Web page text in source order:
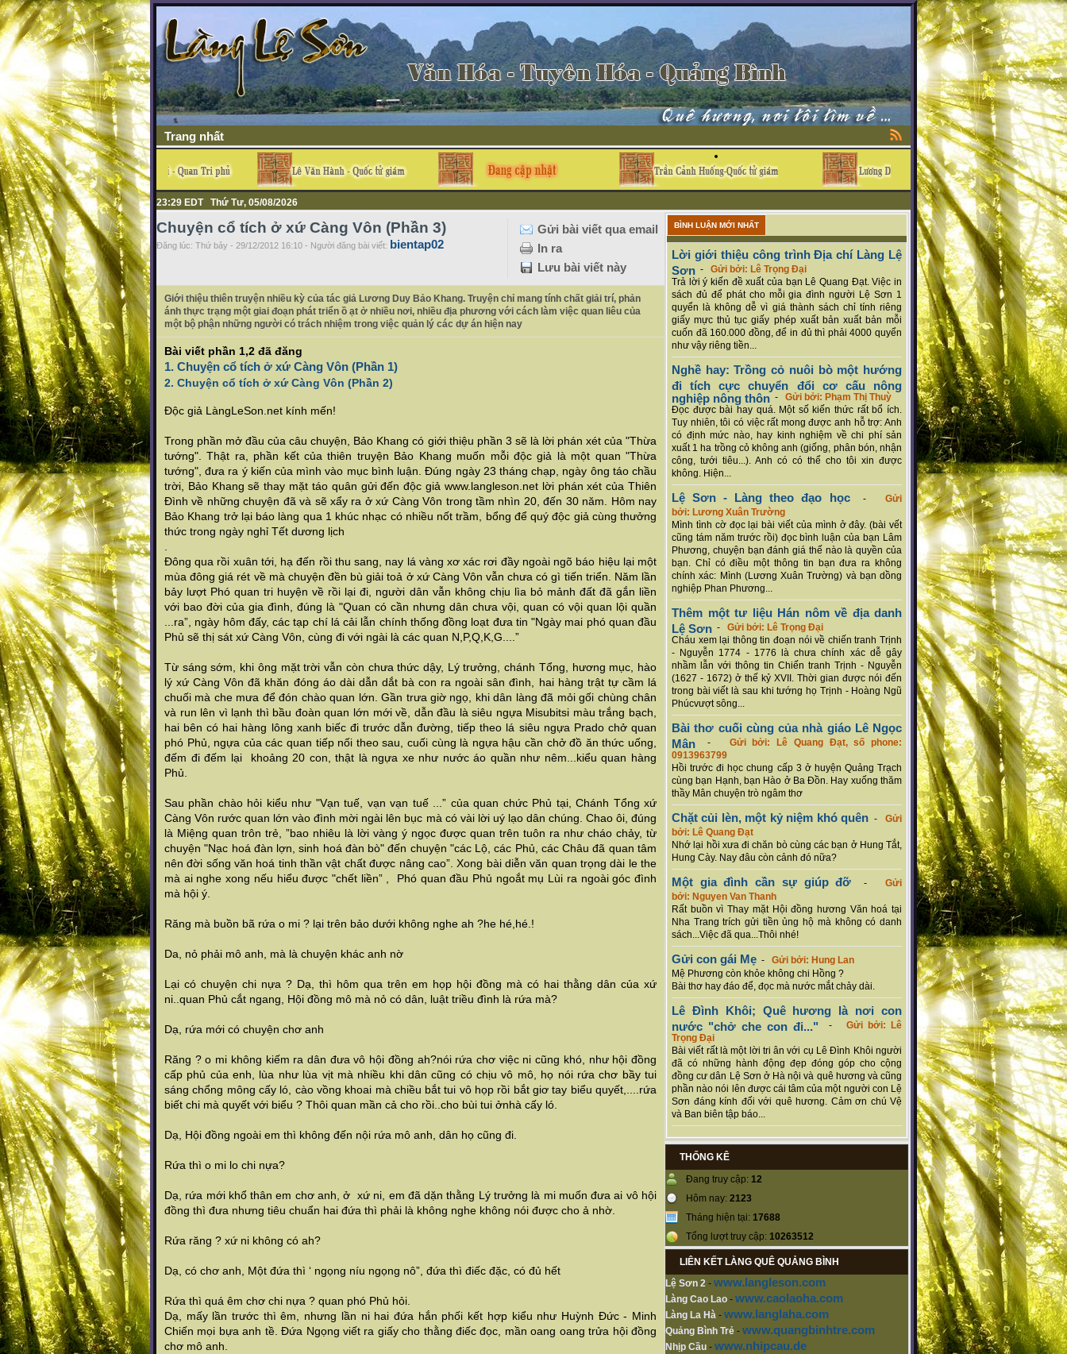
Trang nhất
23:30 EDT Thứ Tư, 05/08/2026
Gửi bài viết qua email
In ra
Lưu bài viết này
Chuyện cổ tích ở xứ Càng Vôn (Phần 3)
Đăng lúc: Thứ bảy - 29/12/2012 16:10 - Người đăng bài viết: bientap02
Giới thiệu thiên truyện nhiều kỳ của tác giả Lương Duy Bảo Khang. Truyện chỉ mang tính chất giải trí, phản
ánh thực trạng một giai đoạn phát triển ồ ạt ở nhiều nơi, nhiều địa phương với cách làm việc quan liêu của
một bộ phận những người có trách nhiệm trong việc quản lý các dự án hiện nay
Bài viết phần 1,2 đã đăng
1. Chuyện cổ tích ở xứ Càng Vôn (Phần 1)
2. Chuyện cổ tích ở xứ Càng Vôn (Phần 2)
Độc giả LàngLeSon.net kính mến!
Trong phần mở đầu của câu chuyện, Bảo Khang có giới thiệu phần 3 sẽ là lời phán xét của "Thừa
tướng". Thật ra, phần kết của thiên truyện Bảo Khang muốn mỗi độc giả là một quan "Thừa
tướng", đưa ra ý kiến của mình vào mục bình luận. Đúng ngày 23 tháng chạp, ngày ông táo chầu
trời, Bảo Khang sẽ thay mặt táo quân gửi đến độc giả www.langleson.net lời phán xét của Thiên
Đình về những chuyện đã và sẽ xẩy ra ở xứ Càng Vôn trong tầm nhìn 20, đến 30 năm. Hôm nay
Bảo Khang trở lại báo làng qua 1 khúc nhạc có nhiều nốt trầm, bổng để quý độc giả cùng thưởng
thức trong ngày nghỉ Tết dương lịch
Đông qua rồi xuân tới, hạ đến rồi thu sang, nay lá vàng xơ xác rơi đầy ngoài ngõ báo hiệu lại một
mùa đông giá rét về mà chuyện đền bù giải toả ở xứ Càng Vôn vẫn chưa có gì tiến triển. Năm lần
bảy lượt Phó quan tri huyện về rồi lại đi, người dân vẫn không chịu lìa bỏ mảnh đất đã gắn liền
với bao đời của gia đình, đúng là "Quan có cần nhưng dân chưa vội, quan có vội quan lội quần
...ra”, ngày hôm đấy, các tạp chí lá cải lẫn chính thống đồng loạt đưa tin "Ngày mai phó quan đầu
Phủ sẽ thị sát xứ Càng Vôn, cùng đi với ngài là các quan N,P,Q,K,G....”
Từ sáng sớm, khi ông mặt trời vẫn còn chưa thức dậy, Lý trưởng, chánh Tổng, hương mục, hào
lý xứ Càng Vôn đã khăn đóng áo dài dẫn dắt bà con ra ngoài sân đình, hai hàng trật tự cầm lá
chuối mà che mưa để đón chào quan lớn. Gần trưa giờ ngọ, khi dân làng đã mỏi gối chùng chân
và run lên vì lạnh thì bầu đoàn quan lớn mới về, dẫn đầu là siêu ngựa Misubitsi màu trắng bạch,
hai bên có hai hàng lông xanh biếc đi trước dẫn đường, tiếp theo lá siêu ngựa Prado chở quan
phó Phủ, ngựa của các quan tiếp nối theo sau, cuối cùng là ngựa hậu cần chở đồ ăn thức uống,
đếm đi đếm lại khoảng 20 con, thật là ngựa xe như nước áo quần như nêm...kiểu quan hàng
Phủ.
Sau phần chào hỏi kiểu như "Vạn tuế, vạn vạn tuế ...” của quan chức Phủ tại, Chánh Tổng xứ
Càng Vôn rước quan lớn vào đình mời ngài lên bục mà có vài lời uý lạo dân chúng. Chao ôi, đúng
là Miệng quan trôn trẻ, ”bao nhiêu là lời vàng ý ngọc được quan trên tuôn ra như cháo chảy, từ
chuyện "Nạc hoá đàn lợn, sinh hoá đàn bò" đến chuyện "các Lộ, các Phủ, các Châu đã quan tâm
nên đời sống văn hoá tinh thần vật chất được nâng cao”. Xong bài diễn văn quan trọng dài le the
mà ai nghe xong nếu hiểu được "chết liền” , Phó quan đầu Phủ ngoắt mụ Lùi ra ngoài góc đình
mà hội ý.
Răng mà buồn bã rứa o mi ? lại trên bảo dưới không nghe ah ?he hé,hé.!
Da, nỏ phải mô anh, mà là chuyện khác anh nờ
Lại có chuyện chi nựa ? Dạ, thì hôm qua trên em họp hội đồng mà có hai thằng dân của xứ
ni..quan Phủ cắt ngang, Hội đồng mô mà nỏ có dân, luật triều đình là rứa mà?
Dạ, rứa mới có chuyện chơ anh
Răng ? o mi không kiếm ra dân đưa vô hội đồng ah?nói rứa chơ việc ni cũng khó, như hội đồng
cấp phủ của enh, lùa như lùa vịt mà nhiều khi dân cũng có chịu vô mô, họ nói rứa chơ bầy tui
sáng chổng mông cấy ló, cào vồng khoai mà chiều bắt tui vô họp rồi bắt giơ tay biểu quyết,....rứa
biết chi mà quyết với biểu ? Thôi quan mần cả cho rồi..cho bùi tui ởnhà cấy ló.
Dạ, Hội đồng ngoài em thì không đến nội rứa mô anh, dân họ cũng đi.
Rứa thì o mi lo chi nựa?
Dạ, rứa mới khổ thân em chơ anh, ở xứ ni, em đã dặn thằng Lý trưởng là mi muốn đưa ai vô hội
đồng thì đưa nhưng tiêu chuẩn hai đứa thì phải là không nghe không nói được cho ả nhờ.
Rứa răng ? xứ ni không có ah?
Dạ, có chơ anh, Một đứa thì ‘ ngọng níu ngọng nô”, đứa thì điếc đặc, có đủ hết
Rứa thì quá êm chơ chi nựa ? quan phó Phủ hỏi.
Dạ, mấy lần trước thì êm, nhưng lần ni hai đứa hắn phối kết hợp kiểu như Huỳnh Đức - Minh
Chiến mọi bựa anh tề. Đứa Ngọng viết ra giấy cho thằng điếc đọc, mần oang oang trửa hội đồng
chơ mô anh.
BÌNH LUẬN MỚI NHẤT
Lời giới thiệu công trình Địa chí Làng Lệ
Sơn - Gửi bởi: Lê Trọng Đại
Trả lời ý kiến đề xuất của bạn Lê Quang Đạt. Việc in
sách đủ để phát cho mỗi gia đình người Lệ Sơn 1
quyển là không dễ vì giá thành sách chỉ tính riêng
giấy mực thủ tục giấy phép xuất bản xuất bản mỗi
cuốn đã 160.000 đồng, để in đủ thì phải 4000 quyển
như vậy riêng tiền...
Nghề hay: Trồng cỏ nuôi bò một hướng
đi tích cực chuyển đổi cơ cấu nông
nghiệp nông thôn - Gửi bởi: Phạm Thị Thuỳ
Đọc được bài hay quá. Một số kiến thức rất bổ ích.
Tuy nhiên, tôi có việc rất mong được anh hỗ trợ: Anh
có định mức nào, hay kinh nghiệm về chi phí sản
xuất 1 ha trồng cỏ không anh (giống, phân bón, nhận
công, tưới tiêu...). Anh có có thể cho tôi xin được
không. Hiện...
Lệ Sơn - Làng theo đạo học-Gửi
bởi: Lương Xuân Trường
Mình tình cờ đọc lại bài viết của mình ở đây. (bài vết
cũng tám năm trước rồi) đọc bình luận của bạn Lâm
Phương, chuyện bạn đánh giá thế nào là quyền của
bạn. Chỉ có điều một thông tin bạn đưa ra không
chính xác: Mình (Lương Xuân Trường) và bạn dồng
nghiệp Phan Phương...
Thêm một tư liệu Hán nôm về địa danh
Lệ Sơn - Gửi bởi: Lê Trọng Đại
Cháu xem lại thông tin đoạn nói về chiến tranh Trịnh
- Nguyễn 1774 - 1776 là chưa chính xác dễ gây
nhầm lẫn với thông tin Chiến tranh Trịnh - Nguyễn
(1627 - 1672) ở thế kỷ XVII. Thời gian được nói đến
trong bài viết là sau khi tướng họ Trịnh - Hoàng Ngũ
Phúcvượt sông...
Bài thơ cuối cùng của nhà giáo Lê Ngọc
Mân - Gửi bởi: Lê Quang Đạt, số phone:
0913963799
Hồi trước đi học chung cấp 3 ở huyện Quảng Trạch
cùng bạn Hạnh, bạn Hào ở Ba Đồn. Hay xuống thăm
thầy Mân chuyện trò ngâm thơ
Chặt củi lèn, một kỷ niệm khó quên-Gửi
bởi: Lê Quang Đạt
Nhớ lại hồi xưa đi chăn bò cùng các bạn ở Hung Tắt,
Hung Cày. Nay đâu còn cảnh đó nữa?
Một gia đình cần sự giúp đỡ -Gửi
bởi: Nguyen Van Thanh
Rất buồn vì Thay mặt Hội đồng hương Văn hoá tại
Nha Trang trích gửi tiền ủng hộ mà không có danh
sách...Việc đã qua...Thôi nhé!
Gửi con gái Mẹ - Gửi bởi: Hung Lan
Mệ Phương còn khỏe không chi Hồng ?
Bài thơ hay đáo để, đọc mà nước mắt chảy dài.
Lê Đình Khôi; Quê hương là nơi con
nước "chở che con đi..." - Gửi bởi: Lê
Trọng Đại
Bài viết rất là một lời tri ân với cụ Lê Đình Khôi người
đã có những hành động đẹp đóng góp cho cộng
đồng cư dân Lệ Sơn ở Hà nội và quê hương và cũng
phần nào nói lên được cái tâm của một người con Lệ
Sơn đáng kính đối với quê hương. Cảm ơn chú Vệ
và Ban biên tập báo...
THỐNG KÊ
Đang truy cập: 12
Hôm nay: 2123
Tháng hiện tại: 17688
Tổng lượt truy cập: 10263512
LIÊN KẾT LÀNG QUÊ QUẢNG BÌNH
Lệ Sơn 2 - www.langleson.com
Làng Cao Lao - www.caolaoha.com
Làng La Hà - www.langlaha.com
Quảng Bình Trẻ - www.quangbinhtre.com
Nhịp Cầu - www.nhipcau.de